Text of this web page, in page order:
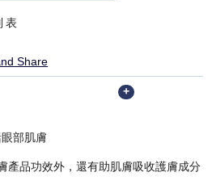
表
+
部肌膚
產品功效外，還有助肌膚吸收護膚成分